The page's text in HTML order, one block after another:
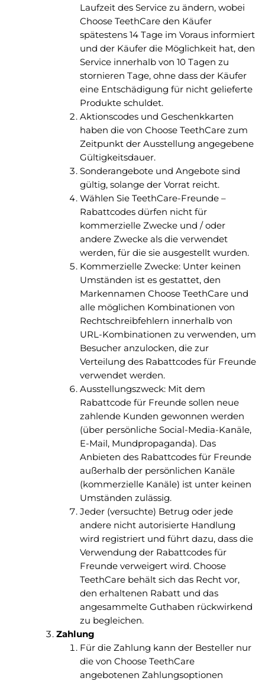
Laufzeit des Service zu ändern, wobei
Choose TeethCare den Käufer
spätestens 14 Tage im Voraus informiert
und der Käufer die Möglichkeit hat, den
Service innerhalb von 10 Tagen zu
stornieren Tage, ohne dass der Käufer
eine Entschädigung für nicht gelieferte
Produkte schuldet.
Aktionscodes und Geschenkkarten
haben die von Choose TeethCare zum
Zeitpunkt der Ausstellung angegebene
Gültigkeitsdauer.
Sonderangebote und Angebote sind
gültig, solange der Vorrat reicht.
Wählen Sie TeethCare-Freunde –
Rabattcodes dürfen nicht für
kommerzielle Zwecke und / oder
andere Zwecke als die verwendet
werden, für die sie ausgestellt wurden.
Kommerzielle Zwecke: Unter keinen
Umständen ist es gestattet, den
Markennamen Choose TeethCare und
alle möglichen Kombinationen von
Rechtschreibfehlern innerhalb von
URL-Kombinationen zu verwenden, um
Besucher anzulocken, die zur
Verteilung des Rabattcodes für Freunde
verwendet werden.
Ausstellungszweck: Mit dem
Rabattcode für Freunde sollen neue
zahlende Kunden gewonnen werden
(über persönliche Social-Media-Kanäle,
E-Mail, Mundpropaganda). Das
Anbieten des Rabattcodes für Freunde
außerhalb der persönlichen Kanäle
(kommerzielle Kanäle) ist unter keinen
Umständen zulässig.
Jeder (versuchte) Betrug oder jede
andere nicht autorisierte Handlung
wird registriert und führt dazu, dass die
Verwendung der Rabattcodes für
Freunde verweigert wird. Choose
TeethCare behält sich das Recht vor,
den erhaltenen Rabatt und das
angesammelte Guthaben rückwirkend
zu begleichen.
Zahlung
Für die Zahlung kann der Besteller nur
die von Choose TeethCare
angebotenen Zahlungsoptionen